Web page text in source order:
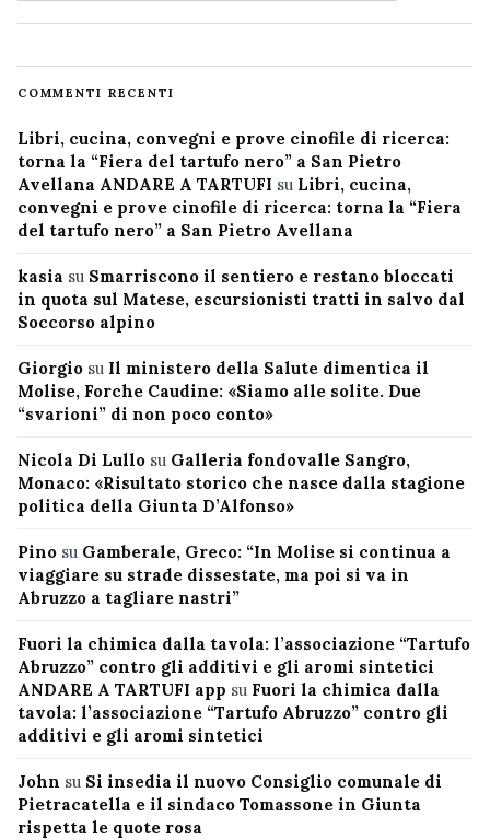
COMMENTI RECENTI
Libri, cucina, convegni e prove cinofile di ricerca:
torna la “Fiera del tartufo nero” a San Pietro
Avellana ANDARE A TARTUFI su Libri, cucina,
convegni e prove cinofile di ricerca: torna la “Fiera
del tartufo nero” a San Pietro Avellana
kasia su Smarriscono il sentiero e restano bloccati
in quota sul Matese, escursionisti tratti in salvo dal
Soccorso alpino
Giorgio su Il ministero della Salute dimentica il
Molise, Forche Caudine: «Siamo alle solite. Due
“svarioni” di non poco conto»
Nicola Di Lullo su Galleria fondovalle Sangro,
Monaco: «Risultato storico che nasce dalla stagione
politica della Giunta D’Alfonso»
Pino su Gamberale, Greco: “In Molise si continua a
viaggiare su strade dissestate, ma poi si va in
Abruzzo a tagliare nastri”
Fuori la chimica dalla tavola: l’associazione “Tartufo
Abruzzo” contro gli additivi e gli aromi sintetici
ANDARE A TARTUFI app su Fuori la chimica dalla
tavola: l’associazione “Tartufo Abruzzo” contro gli
additivi e gli aromi sintetici
John su Si insedia il nuovo Consiglio comunale di
Pietracatella e il sindaco Tomassone in Giunta
rispetta le quote rosa